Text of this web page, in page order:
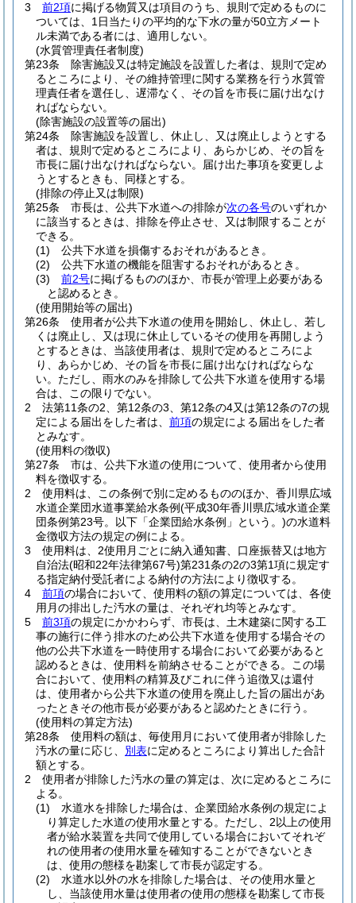
3
前2項に掲げる物質又は項目のうち、規則で定めるものに
ついては、1日当たりの平均的な下水の量が50立方メート
ル未満である者には、適用しない。
(水質管理責任者制度)
第23条
除害施設又は特定施設を設置した者は、規則で定め
るところにより、その維持管理に関する業務を行う水質管
理責任者を選任し、遅滞なく、その旨を市長に届け出なけ
ればならない。
(除害施設の設置等の届出)
第24条
除害施設を設置し、休止し、又は廃止しようとする
者は、規則で定めるところにより、あらかじめ、その旨を
市長に届け出なければならない。
届け出た事項を変更しよ
うとするときも、同様とする。
(排除の停止又は制限)
第25条
市長は、公共下水道への排除が次の各号のいずれか
に該当するときは、排除を停止させ、又は制限することが
できる。
(1)
公共下水道を損傷するおそれがあるとき。
(2)
公共下水道の機能を阻害するおそれがあるとき。
(3)
前2号に掲げるもののほか、市長が管理上必要がある
と認めるとき。
(使用開始等の届出)
第26条
使用者が公共下水道の使用を開始し、休止し、若し
くは廃止し、又は現に休止しているその使用を再開しよう
とするときは、当該使用者は、規則で定めるところによ
り、あらかじめ、その旨を市長に届け出なければならな
い。 ただし、雨水のみを排除して公共下水道を使用する場
合は、この限りでない。
2
法第11条の2、第12条の3、第12条の4又は第12条の7の規
定による届出をした者は、 前項の規定による届出をした者
とみなす。
(使用料の徴収)
第27条
市は、公共下水道の使用について、使用者から使用
料を徴収する。
2
使用料は、この条例で別に定めるもののほか、香川県広域
水道企業団水道事業給水条例(平成30年香川県広域水道企業
団条例第23号。以下「企業団給水条例」という。)の水道料
金徴収方法の規定の例による。
3
使用料は、2使用月ごとに納入通知書、口座振替又は地方
自治法(昭和22年法律第67号)第231条の2の3第1項に規定す
る指定納付受託者による納付の方法により徴収する。
4
前項の場合において、使用料の額の算定については、各使
用月の排出した汚水の量は、それぞれ均等とみなす。
5
前3項の規定にかかわらず、市長は、土木建築に関する工
事の施行に伴う排水のため公共下水道を使用する場合その
他の公共下水道を一時使用する場合において必要があると
認めるときは、使用料を前納させることができる。
この場
合において、使用料の精算及びこれに伴う追徴又は還付
は、使用者から公共下水道の使用を廃止した旨の届出があ
ったときその他市長が必要があると認めたときに行う。
(使用料の算定方法)
第28条
使用料の額は、毎使用月において使用者が排除した
汚水の量に応じ、 別表に定めるところにより算出した合計
額とする。
2
使用者が排除した汚水の量の算定は、次に定めるところに
よる。
(1)
水道水を排除した場合は、企業団給水条例の規定によ
り算定した水道の使用水量とする。 ただし、2以上の使用
者が給水装置を共同で使用している場合においてそれぞ
れの使用者の使用水量を確知することができないとき
は、使用の態様を勘案して市長が認定する。
(2)
水道水以外の水を排除した場合は、その使用水量と
し、当該使用水量は使用者の使用の態様を勘案して市長